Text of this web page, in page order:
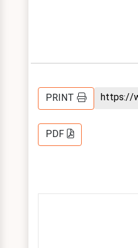
PRINT
PDF